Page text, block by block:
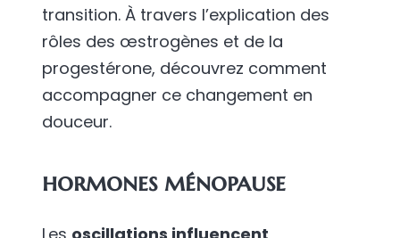
transition. À travers l’explication des
rôles des œstrogènes et de la
progestérone, découvrez comment
accompagner ce changement en
douceur.
hormones ménopause